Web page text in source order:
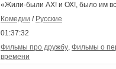
«Жили-были АХ! и ОХ!, было им
Комедии / Русские
01:37:32
Фильмы про дружбу, Фильмы о
времени